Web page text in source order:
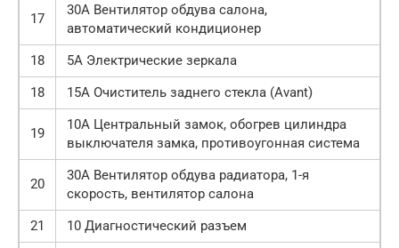
17
30А Вентилятор обдува салона,
автоматический кондиционер
18
5А Электрические зеркала
18
15А Очиститель заднего стекла (Avant)
19
10А Центральный замок, обогрев цилиндра
выключателя замка, противоугонная система
20
30А Вентилятор обдува радиатора, 1-я
скорость, вентилятор салона
21
10 Диагностический разъем